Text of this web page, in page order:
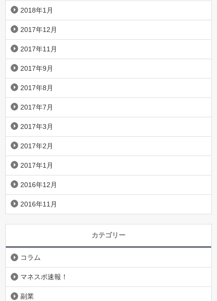
2018年1月
2017年12月
2017年11月
2017年9月
2017年8月
2017年7月
2017年3月
2017年2月
2017年1月
2016年12月
2016年11月
カテゴリー
コラム
マネスポ速報！
副業